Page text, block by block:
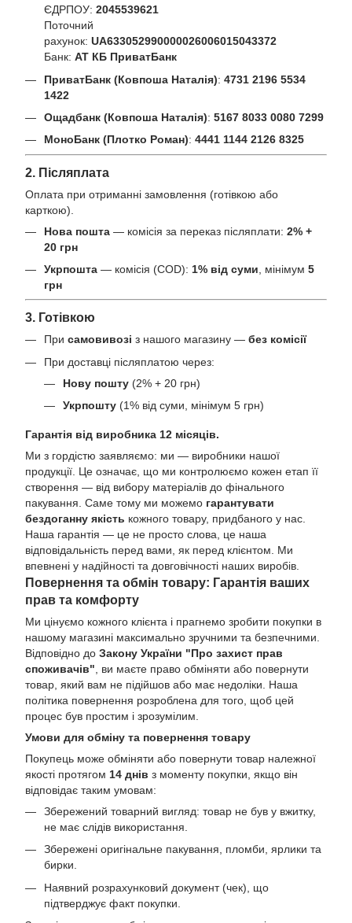
ЄДРПОУ: 2045539621
Поточний
рахунок: UA633052990000026006015043372
Банк: АТ КБ ПриватБанк
ПриватБанк (Ковпоша Наталія): 4731 2196 5534
1422
Ощадбанк (Ковпоша Наталія): 5167 8033 0080 7299
МоноБанк (Плотко Роман): 4441 1144 2126 8325
2. Післяплата
Оплата при отриманні замовлення (готівкою або
карткою).
Нова пошта — комісія за переказ післяплати: 2% +
20 грн
Укрпошта — комісія (COD): 1% від суми , мінімум 5
грн
3. Готівкою
При самовивозі з нашого магазину — без комісії
При доставці післяплатою через:
Нову пошту (2% + 20 грн)
Укрпошту (1% від суми, мінімум 5 грн)
Гарантія від виробника 12 місяців.
Ми з гордістю заявляємо: ми — виробники нашої
продукції. Це означає, що ми контролюємо кожен етап її
створення — від вибору матеріалів до фінального
пакування. Саме тому ми можемо гарантувати
бездоганну якість кожного товару, придбаного у нас.
Наша гарантія — це не просто слова, це наша
відповідальність перед вами, як перед клієнтом. Ми
впевнені у надійності та довговічності наших виробів.
Повернення та обмін товару: Гарантія ваших
прав та комфорту
Ми цінуємо кожного клієнта і прагнемо зробити покупки в
нашому магазині максимально зручними та безпечними.
Відповідно до Закону України "Про захист прав
споживачів" , ви маєте право обміняти або повернути
товар, який вам не підійшов або має недоліки. Наша
політика повернення розроблена для того, щоб цей
процес був простим і зрозумілим.
Умови для обміну та повернення товару
Покупець може обміняти або повернути товар належної
якості протягом 14 днів з моменту покупки, якщо він
відповідає таким умовам:
Збережений товарний вигляд: товар не був у вжитку,
не має слідів використання.
Збережені оригінальне пакування, пломби, ярлики та
бирки.
Наявний розрахунковий документ (чек), що
підтверджує факт покупки.